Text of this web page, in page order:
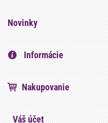
Novinky
Informácie
Nakupovanie
Váš účet